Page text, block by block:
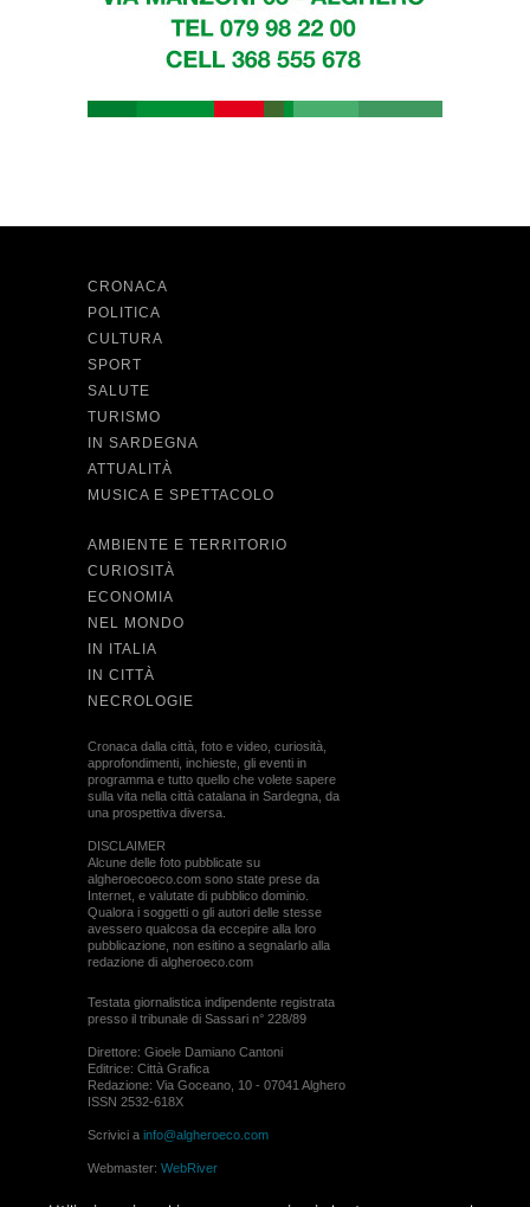
CRONACA
POLITICA
CULTURA
SPORT
SALUTE
TURISMO
IN SARDEGNA
ATTUALITÀ
MUSICA E SPETTACOLO
AMBIENTE E TERRITORIO
CURIOSITÀ
ECONOMIA
NEL MONDO
IN ITALIA
IN CITTÀ
NECROLOGIE
Cronaca dalla città, foto e video, curiosità,
approfondimenti, inchieste, gli eventi in
programma e tutto quello che volete sapere
sulla vita nella città catalana in Sardegna, da
una prospettiva diversa.
DISCLAIMER
Alcune delle foto pubblicate su
algheroecoeco.com sono state prese da
Internet, e valutate di pubblico dominio.
Qualora i soggetti o gli autori delle stesse
avessero qualcosa da eccepire alla loro
pubblicazione, non esitino a segnalarlo alla
redazione di algheroeco.com
Testata giornalistica indipendente registrata
presso il tribunale di Sassari n° 228/89
Direttore: Gioele Damiano Cantoni
Editrice: Città Grafica
Redazione: Via Goceano, 10 - 07041 Alghero
ISSN 2532-618X
Scrivici a info@algheroeco.com
Webmaster: WebRiver